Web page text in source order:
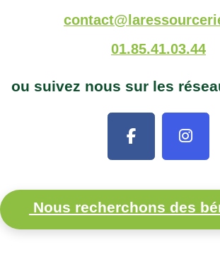
01.85.41.03.44
ou suivez nous sur les
Nous recherchons des